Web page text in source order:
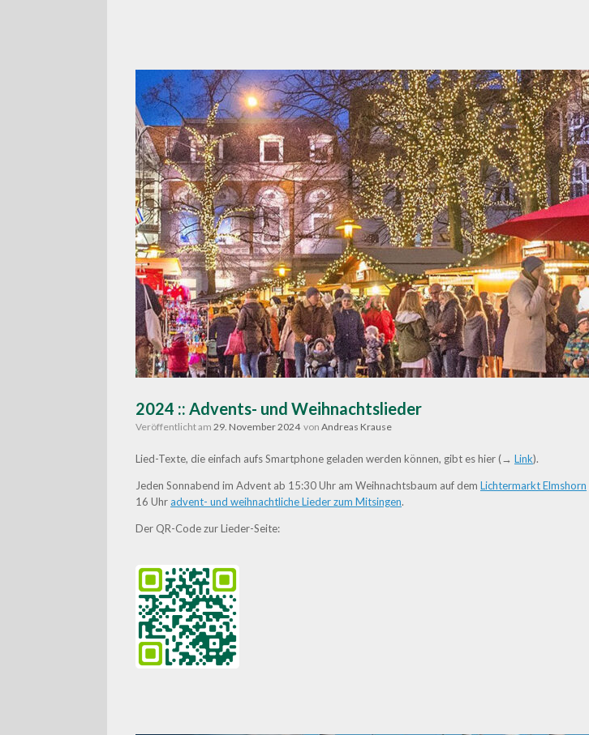
2024 :: Advents- und Weihnachtslieder
Veröffentlicht am 29. November 2024 von Andreas Krause
Lied-Texte, die einfach aufs Smartphone geladen werden können, gibt es hier (→ Link).
Jeden Sonnabend im Advent ab 15:30 Uhr am Weihnachtsbaum auf dem Lichtermarkt Elmshorn
16 Uhradvent- und weihnachtliche Lieder zum Mitsingen.
Der QR-Code zur Lieder-Seite: